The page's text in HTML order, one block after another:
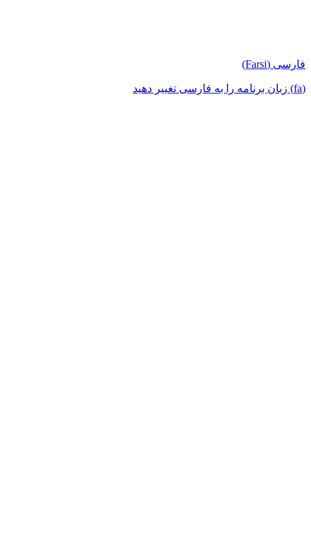
فارسی (Farsi)
(fa) زبان برنامه را به فارسی تغییر دهید